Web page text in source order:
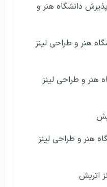
دانشگاه هنر و
هنر و طراحی لینز
هنر و طراحی لینز
هنر و طراحی لینز
اتریش